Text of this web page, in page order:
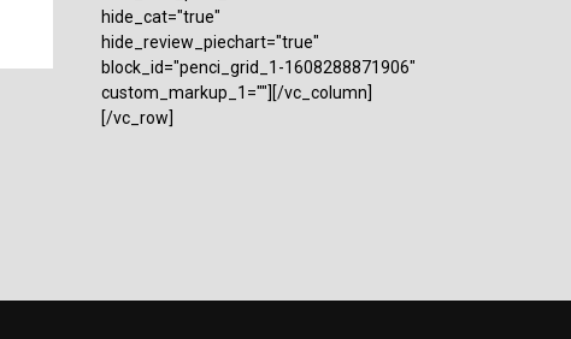
hide_cat="true"
hide_review_piechart="true"
block_id="penci_grid_1-1608288871906"
custom_markup_1=""][/vc_column]
[/vc_row]